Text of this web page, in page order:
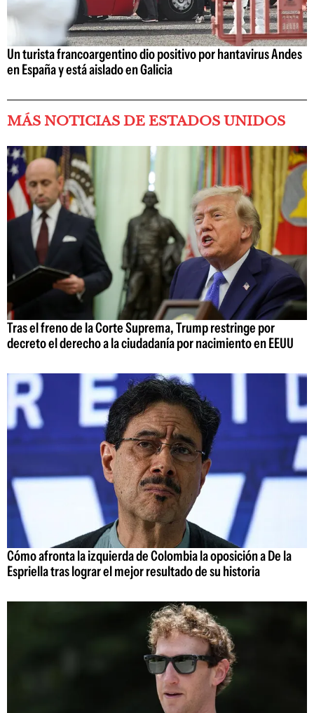
Un turista francoargentino dio positivo por hantavirus Andes
en España y está aislado en Galicia
MÁS NOTICIAS DE ESTADOS UNIDOS
Tras el freno de la Corte Suprema, Trump restringe por
decreto el derecho a la ciudadanía por nacimiento en EEUU
Cómo afronta la izquierda de Colombia la oposición a De la
Espriella tras lograr el mejor resultado de su historia